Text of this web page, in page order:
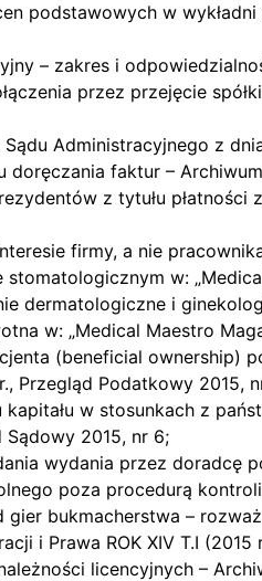
podstawowych w
– zakres i
przez przejęcie
Administracyjnego z
faktur –
z tytułu
firmy, a nie
stomatologicznym w:
dermatologiczne i
w: „Medical Maestro
(beneficial ownership)
Przegląd Podatkowy 2015,
kapitału w stosunkach z
Sądowy 2015, nr 6;
wydania przez
poza procedurą
gier bukmacherstwa –
i Prawa ROK XIV T.I (2015
licencyjnych –